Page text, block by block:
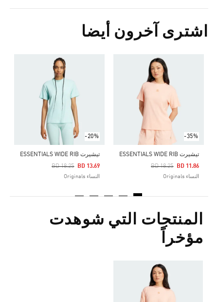
اشترى آخرون أيضا
-35%
تيشيرت ESSENTIALS WIDE RIB
Price Reduced From
BD 18.25
To BD 11.86
النساء Originals
-20%
تيشيرت ESSENTIALS WIDE RIB
Price Reduced From
BD 18.25
To BD 13.69
النساء Originals
Price Reduced From
المنتجات التي شوهدت
مؤخراً